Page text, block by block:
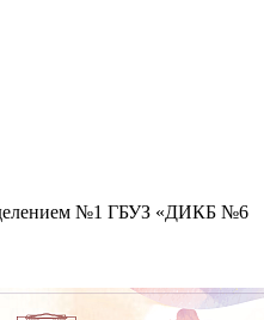
№1 ГБУЗ «ДИКБ №6